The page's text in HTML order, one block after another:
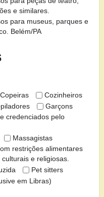
e similares.
para museus, parques e
Belém/PA
Copeiras
Cozinheiros
Garçons
credenciados pelo
Massagistas
restrições alimentares
e religiosas.
Pet sitters
em Libras)